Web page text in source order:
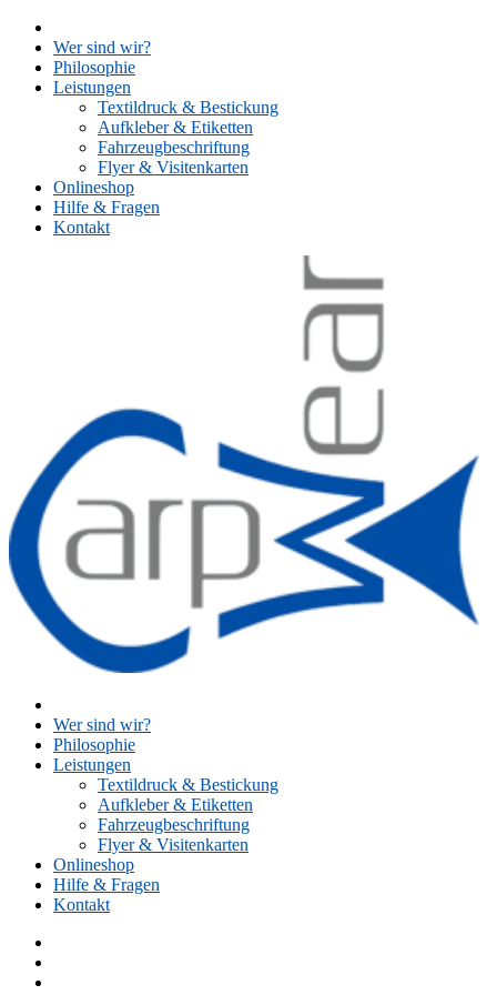
Skip
content
Wer sind wir?
Philosophie
Leistungen
Textildruck & Bestickung
Aufkleber & Etiketten
Fahrzeugbeschriftung
Flyer & Visitenkarten
Onlineshop
Hilfe & Fragen
Kontakt
Wer sind wir?
Philosophie
Leistungen
Textildruck & Bestickung
Aufkleber & Etiketten
Fahrzeugbeschriftung
Flyer & Visitenkarten
Onlineshop
Hilfe & Fragen
Kontakt